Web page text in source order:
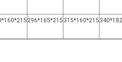
296*165*215 315*160*215